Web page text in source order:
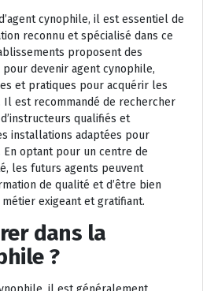
cynophile, il est essentiel de
reconnu et spécialisé dans ce
proposent des
devenir agent cynophile,
et pratiques pour acquérir les
Il est recommandé de rechercher
qualifiés et
installations adaptées pour
En optant pour un centre de
les futurs agents peuvent
de qualité et d’être bien
exigeant et gratifiant.
dans la
?